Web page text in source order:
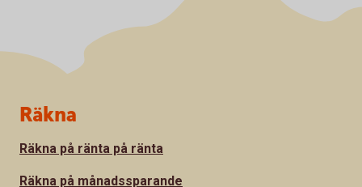
Sidfot
Räkna
Räkna på ränta på ränta
Räkna på månadssparande